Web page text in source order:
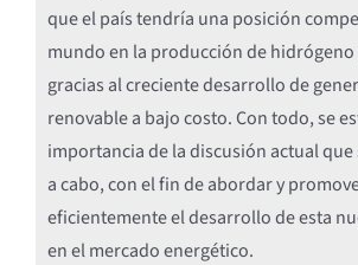
que el país tendría una posición
mundo en la producción de
gracias al creciente desarrollo de
renovable a bajo costo. Con todo, se
importancia de la discusión actual que
a cabo, con el fin de abordar y
eficientemente el desarrollo de esta
en el mercado energético.